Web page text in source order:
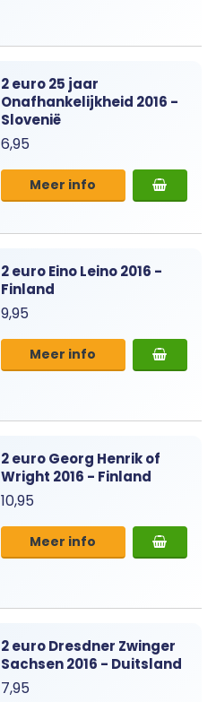
2 euro 25 jaar
Onafhankelijkheid 2016 -
Slovenië
6,95
Meer info
2 euro Eino Leino 2016 -
Finland
9,95
Meer info
2 euro Georg Henrik of
Wright 2016 - Finland
10,95
Meer info
2 euro Dresdner Zwinger
Sachsen 2016 - Duitsland
7,95